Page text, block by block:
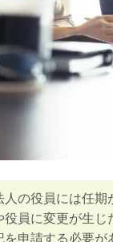
の役員には任期
役員に変更が生じ
を申請する必要が